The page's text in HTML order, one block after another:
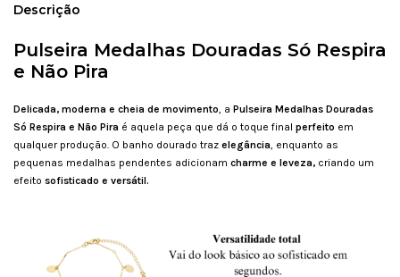
Descrição
Pulseira Medalhas Douradas Só Respira
e Não Pira
Delicada, moderna e cheia de movimento , a Pulseira Medalhas Douradas
Só Respira e Não Pira é aquela peça que dá o toque final perfeito em
qualquer produção. O banho dourado traz elegância , enquanto as
pequenas medalhas pendentes adicionam charme e leveza, criando um
efeito sofisticado e versátil.